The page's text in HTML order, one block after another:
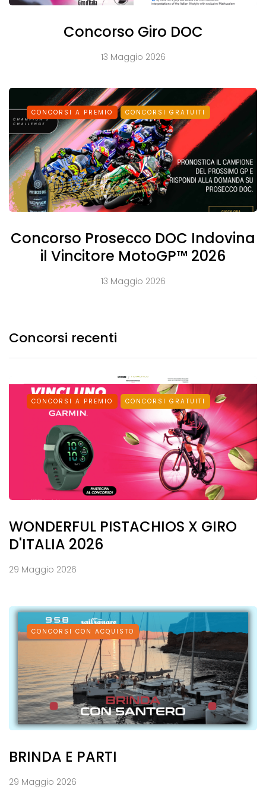
Concorso Giro DOC
13 Maggio 2026
CONCORSI A PREMIO CONCORSI GRATUITI
Concorso Prosecco DOC Indovina
il Vincitore MotoGP™ 2026
13 Maggio 2026
Concorsi recenti
CONCORSI A PREMIO CONCORSI GRATUITI
WONDERFUL PISTACHIOS X GIRO
D'ITALIA 2026
29 Maggio 2026
CONCORSI CON ACQUISTO
BRINDA E PARTI
29 Maggio 2026